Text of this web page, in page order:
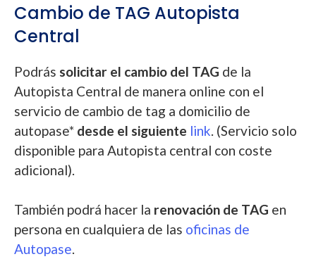
Cambio de TAG Autopista
Central
Podrás solicitar el cambio del TAG de la
Autopista Central de manera online con el
servicio de cambio de tag a domicilio de
autopase* desde el siguiente link . (Servicio solo
disponible para Autopista central con coste
adicional).
También podrá hacer la renovación de TAG en
persona en cualquiera de las oficinas de
Autopase.